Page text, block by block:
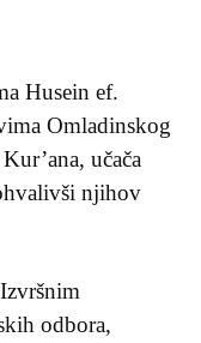
Husein ef.
Omladinskog
učača
njihov
odbora,